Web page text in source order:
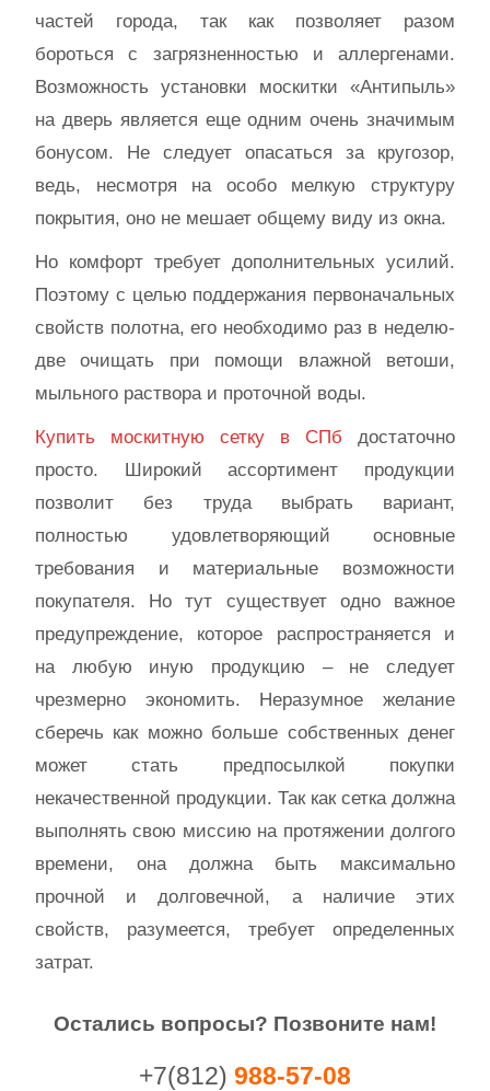
частей города, так как позволяет разом
бороться с загрязненностью и аллергенами.
Возможность установки москитки «Антипыль»
на дверь является еще одним очень значимым
бонусом. Не следует опасаться за кругозор,
ведь, несмотря на особо мелкую структуру
покрытия, оно не мешает общему виду из окна.
Но комфорт требует дополнительных усилий.
Поэтому с целью поддержания первоначальных
свойств полотна, его необходимо раз в неделю-
две очищать при помощи влажной ветоши,
мыльного раствора и проточной воды.
Купить москитную сетку в СПб достаточно
просто. Широкий ассортимент продукции
позволит без труда выбрать вариант,
полностью удовлетворяющий основные
требования и материальные возможности
покупателя. Но тут существует одно важное
предупреждение, которое распространяется и
на любую иную продукцию – не следует
чрезмерно экономить. Неразумное желание
сберечь как можно больше собственных денег
может стать предпосылкой покупки
некачественной продукции. Так как сетка должна
выполнять свою миссию на протяжении долгого
времени, она должна быть максимально
прочной и долговечной, а наличие этих
свойств, разумеется, требует определенных
затрат.
Остались вопросы? Позвоните нам!
+7(812) 988-57-08